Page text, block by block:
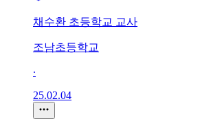
채수환 초등학교 교사
조남초등학교
∙
25.02.04